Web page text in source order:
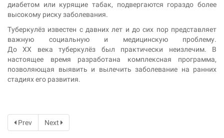
диабетом или курящие табак, подвергаются гораздо более
высокому риску заболевания.
Туберкулёз известен с давних лет и до сих пор представляет
важную социальную и медицинскую проблему.
До XX века туберкулёз был практически неизлечим. В
настоящее время разработана комплексная программа,
позволяющая выявить и вылечить заболевание на ранних
стадиях его развития.
Prev Next